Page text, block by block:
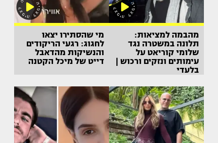
מהבמה למציאות:
תלונה במשטרה נגד
שלומי קוריאט על
עימותים ונזקים ורכוש |
בלעדי
מי שהסתירו יצאו
לחגוג: רגעי הריקודים
והנשיקות מהדאבל
דייט של מיכל הקטנה